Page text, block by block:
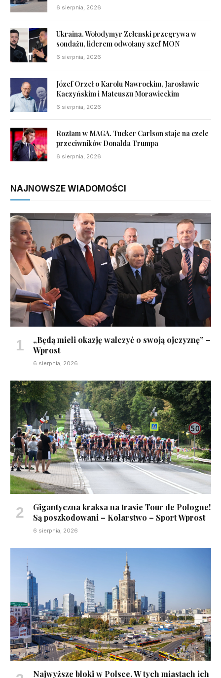
6 sierpnia, 2026
Ukraina. Wołodymyr Zełenski przegrywa w
sondażu, liderem odwołany szef MON
6 sierpnia, 2026
Józef Orzeł o Karolu Nawrockim, Jarosławie
Kaczyńskim i Mateuszu Morawieckim
6 sierpnia, 2026
Rozłam w MAGA. Tucker Carlson staje na czele
przeciwników Donalda Trumpa
6 sierpnia, 2026
NAJNOWSZE WIADOMOŚCI
„Będą mieli okazję walczyć o swoją ojczyznę” –
Wprost
6 sierpnia, 2026
Gigantyczna kraksa na trasie Tour de Pologne!
Są poszkodowani – Kolarstwo – Sport Wprost
6 sierpnia, 2026
Najwyższe bloki w Polsce. W tych miastach ich